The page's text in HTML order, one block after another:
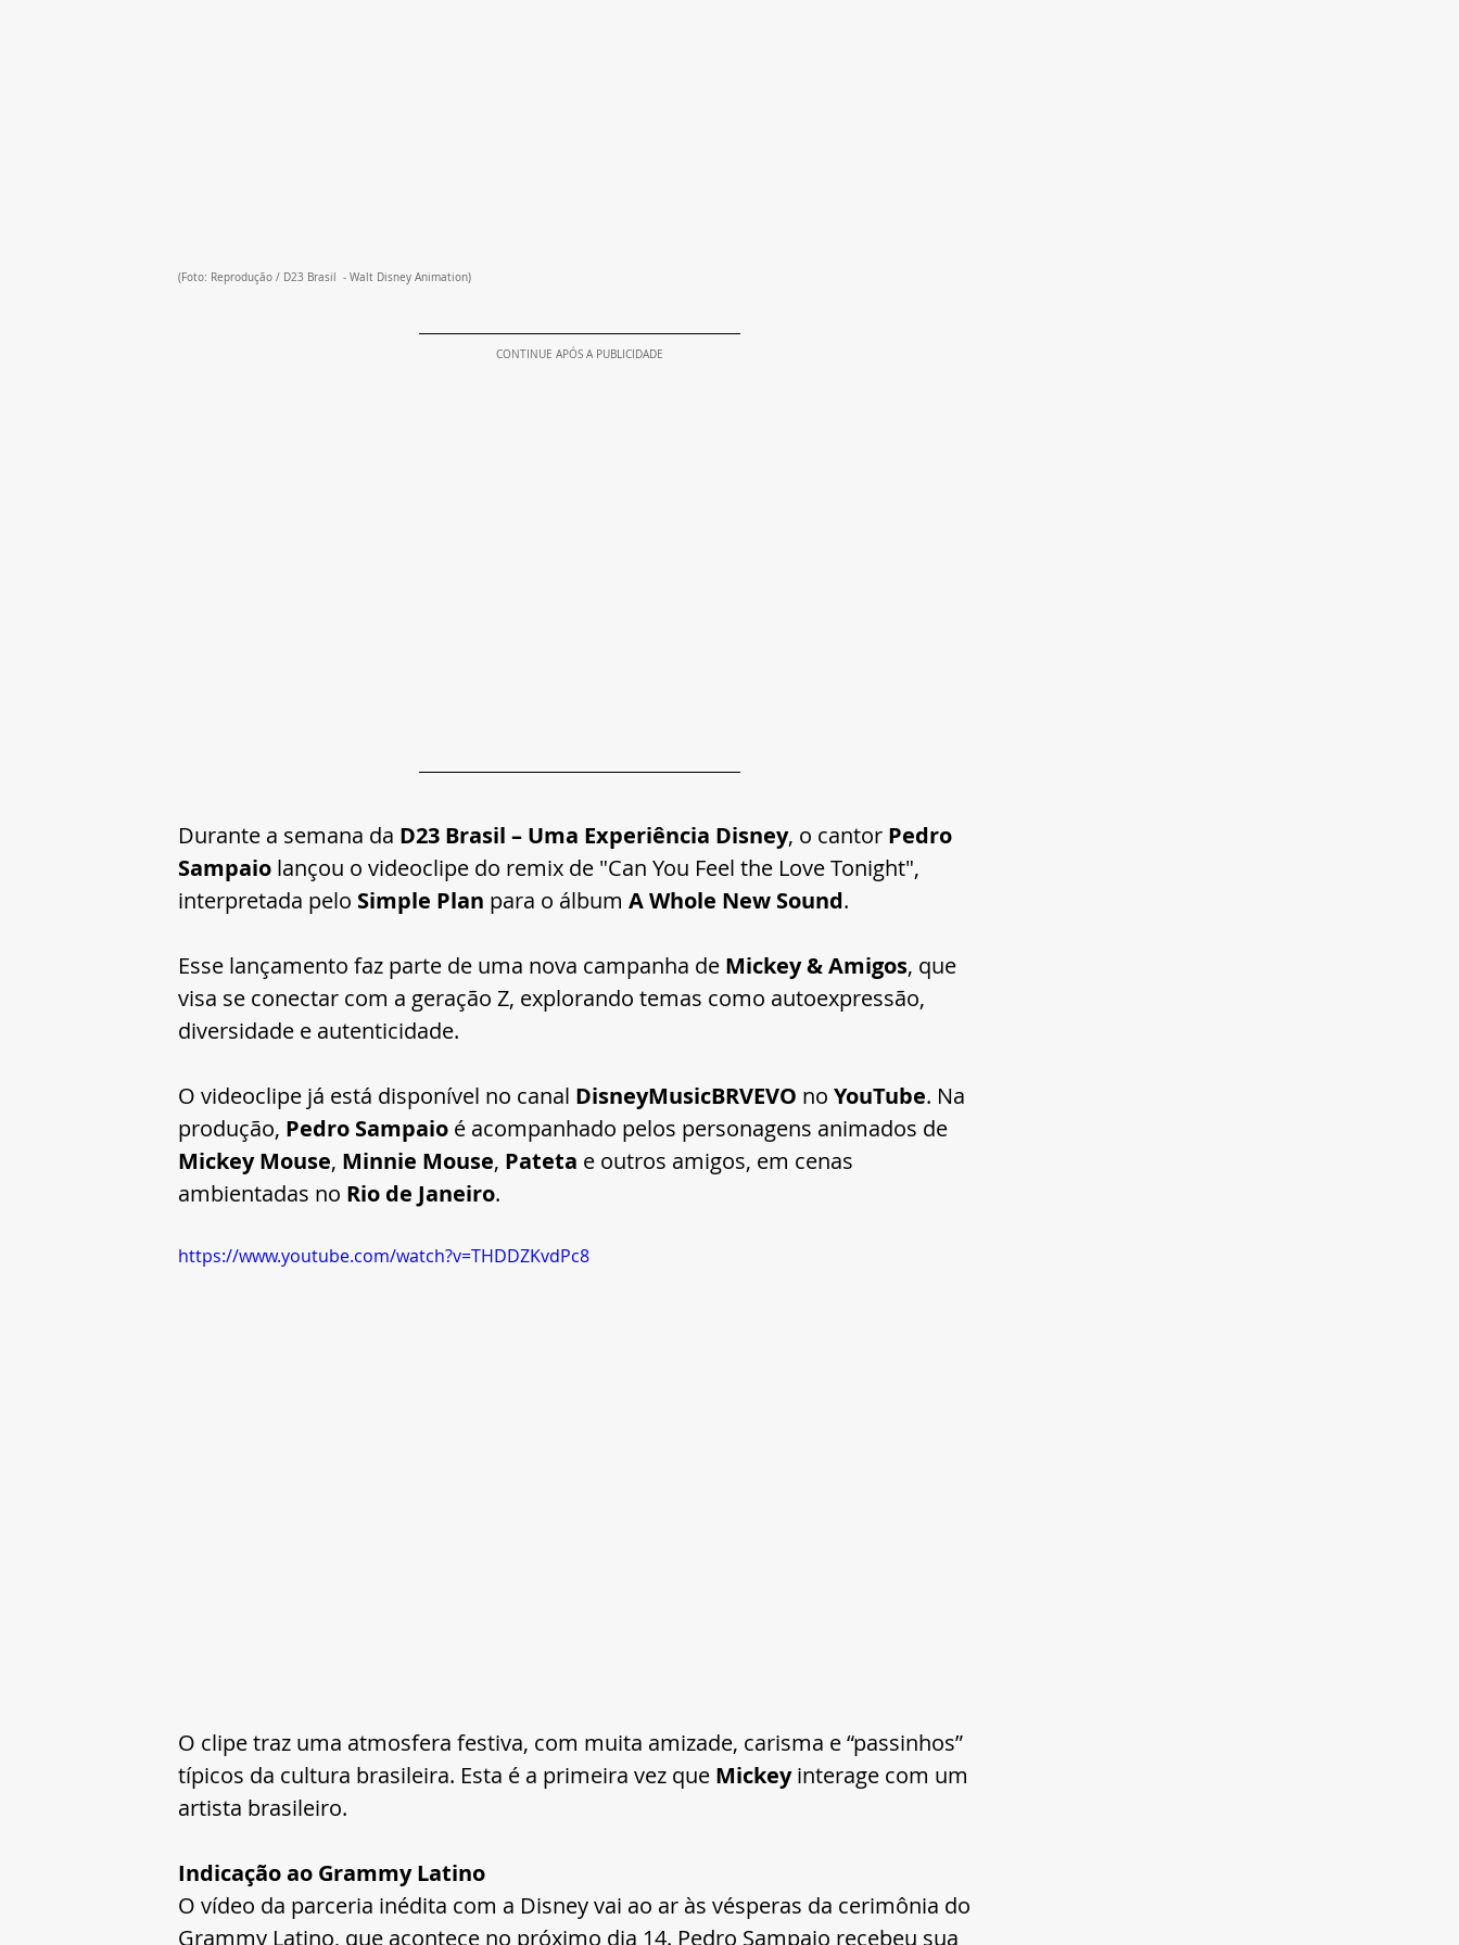
(Foto: Reprodução / D23 Brasil  - Walt Disney Animation)
CONTINUE APÓS A PUBLICIDADE
Durante a semana da D23 Brasil – Uma Experiência Disney, o cantor Pedro
Sampaio lançou o videoclipe do remix de "Can You Feel the Love Tonight",
interpretada pelo Simple Plan para o álbum A Whole New Sound.
Esse lançamento faz parte de uma nova campanha de Mickey & Amigos, que
visa se conectar com a geração Z, explorando temas como autoexpressão,
diversidade e autenticidade.
O videoclipe já está disponível no canal DisneyMusicBRVEVO no YouTube. Na
produção, Pedro Sampaio é acompanhado pelos personagens animados de
Mickey Mouse, Minnie Mouse, Pateta e outros amigos, em cenas
ambientadas no Rio de Janeiro.
https://www.youtube.com/watch?v=THDDZKvdPc8
O clipe traz uma atmosfera festiva, com muita amizade, carisma e “passinhos”
típicos da cultura brasileira. Esta é a primeira vez que Mickey interage com um
artista brasileiro.
Indicação ao Grammy Latino
O vídeo da parceria inédita com a Disney vai ao ar às vésperas da cerimônia do
Grammy Latino, que acontece no próximo dia 14. Pedro Sampaio recebeu sua